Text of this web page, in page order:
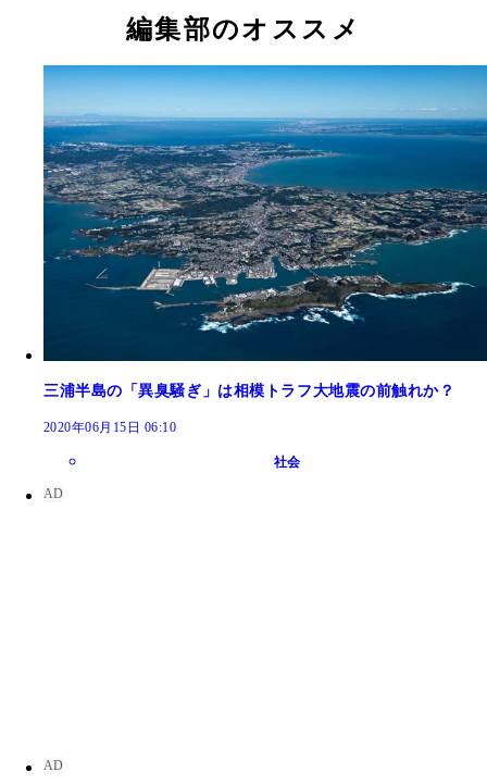
編集部のオススメ
三浦半島の「異臭騒ぎ」は相模トラフ大地震の前触れか？
2020年06月15日 06:10
社会